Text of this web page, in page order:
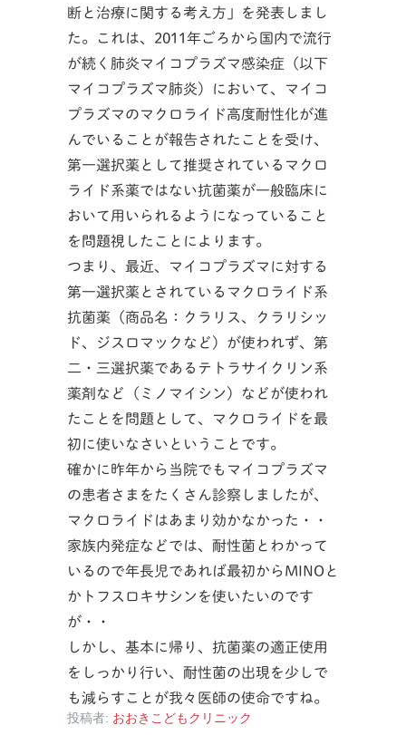
断と治療に関する考え方」を発表しまし
た。これは、2011年ごろから国内で流行
が続く肺炎マイコプラズマ感染症（以下
マイコプラズマ肺炎）において、マイコ
プラズマのマクロライド高度耐性化が進
んでいることが報告されたことを受け、
第一選択薬として推奨されているマクロ
ライド系薬ではない抗菌薬が一般臨床に
おいて用いられるようになっていること
を問題視したことによります。
つまり、最近、マイコプラズマに対する
第一選択薬とされているマクロライド系
抗菌薬（商品名：クラリス、クラリシッ
ド、ジスロマックなど）が使われず、第
二・三選択薬であるテトラサイクリン系
薬剤など（ミノマイシン）などが使われ
たことを問題として、マクロライドを最
初に使いなさいということです。
確かに昨年から当院でもマイコプラズマ
の患者さまをたくさん診察しましたが、
マクロライドはあまり効かなかった・・
家族内発症などでは、耐性菌とわかって
いるので年長児であれば最初からMINOと
かトフスロキサシンを使いたいのです
が・・
しかし、基本に帰り、抗菌薬の適正使用
をしっかり行い、耐性菌の出現を少しで
も減らすことが我々医師の使命ですね。
投稿者: おおきこどもクリニック